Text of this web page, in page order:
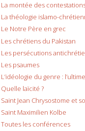
La montée des
La théologie islamo-
Le Notre Père en grec
Les chrétiens du Pakistan
Les persécutions
Les psaumes
L’idéologie du genre :
Quelle laïcité ?
Saint Jean Chrysostome et
Saint Maximilien Kolbe
Toutes les conférences